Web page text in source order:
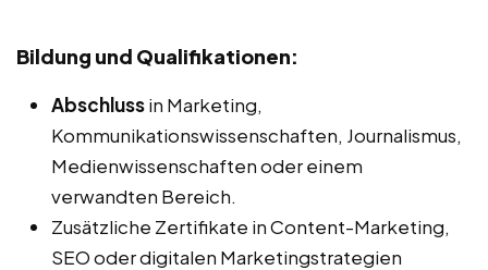
Bildung und Qualifikationen:
Abschlussin Marketing,
Kommunikationswissenschaften, Journalismus,
Medienwissenschaften oder einem
verwandten Bereich.
Zusätzliche Zertifikate in Content-Marketing,
SEO oder digitalen Marketingstrategien